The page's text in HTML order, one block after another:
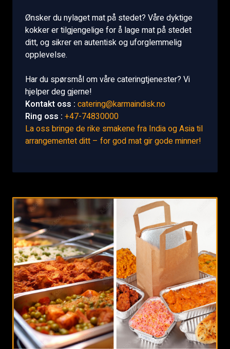
Ønsker du nylaget mat på stedet? Våre dyktige
kokker er tilgjengelige for å lage mat på stedet
ditt, og sikrer en autentisk og uforglemmelig
opplevelse.
Har du spørsmål om våre cateringtjenester? Vi
hjelper deg gjerne!
Kontakt oss : catering@karmaindisk.no
Ring oss : +47-74830000
La oss bringe de rike smakene fra India og Asia til
arrangementet ditt – for god mat gir gode minner!